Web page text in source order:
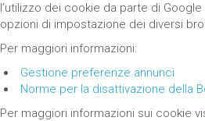
l’utilizzo dei cookie da parte di
opzioni di impostazione dei diversi
Per maggiori informazioni:
Gestione preferenze annunci
Norme per la disattivazione della
Per maggiori informazioni sui cookie